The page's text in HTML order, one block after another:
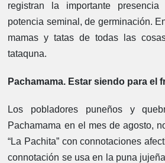
registran la importante
potencia seminal, de germinación.
mamas y tatas de todas las
tataquna.
Pachamama. Estar siendo para el
Los pobladores puneños y
Pachamama en el mes de agosto,
“La Pachita” con connotaciones
connotación se usa en la puna